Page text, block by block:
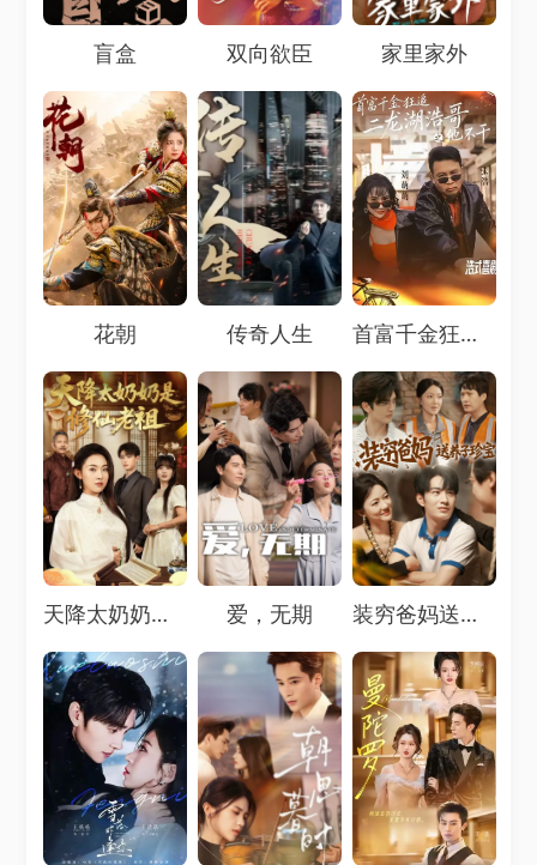
Loading...盲盒 Loading...
双向欲臣 Loading...
家里家外
Loading...花朝 Loading...
传奇人生 Loading... 首富千金狂追二龙湖浩哥之他不干
Loading... 天降太奶奶是修仙老祖 Loading...
爱，无期 Loading... 装穷爸妈送养子珍宝